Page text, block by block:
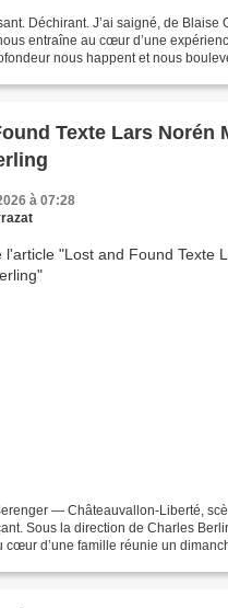
Déchirant. J’ai saigné, de Blaise
entraîne au cœur d’une
nous happent et nous
Texte Lars Norén
à 07:28
— Châteauvallon-Liberté,
Sous la direction de Charles
cœur d’une famille réunie un